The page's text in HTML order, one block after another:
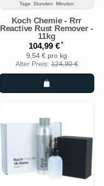
Tage Stunden Minuten
Koch Chemie - Rrr
Reactive Rust Remover -
11kg
104,99 €*
9,54 € pro kg
Alter Preis:124,90 €